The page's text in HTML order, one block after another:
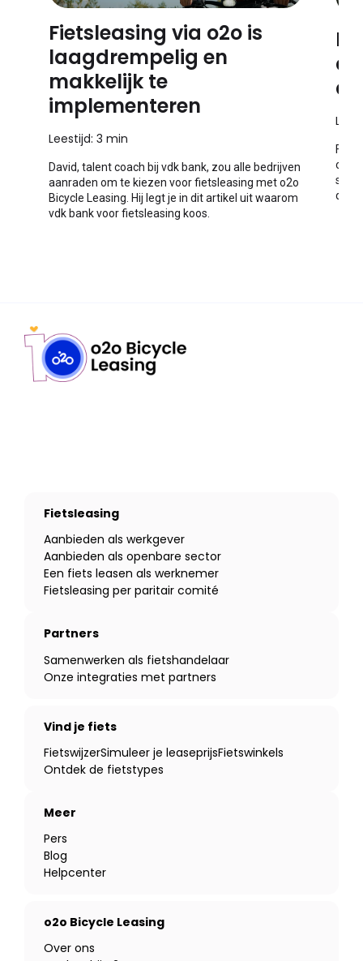
Fietsleasing via o2o is
laagdrempelig en
makkelijk te
implementeren
Leestijd: 3 min
David, talent coach bij vdk bank, zou alle bedrijven
aanraden om te kiezen voor fietsleasing met o2o
Bicycle Leasing. Hij legt je in dit artikel uit waarom
vdk bank voor fietsleasing koos.
deze
Fietsleasing
Aanbieden als werkgever
Aanbieden als openbare sector
Een fiets leasen als werknemer
Fietsleasing per paritair comité
Partners
Samenwerken als fietshandelaar
Onze integraties met partners
Vind je fiets
FietswijzerSimuleer je leaseprijsFietswinkels
Ontdek de fietstypes
Meer
Pers
Blog
Helpcenter
o2o Bicycle Leasing
Over ons